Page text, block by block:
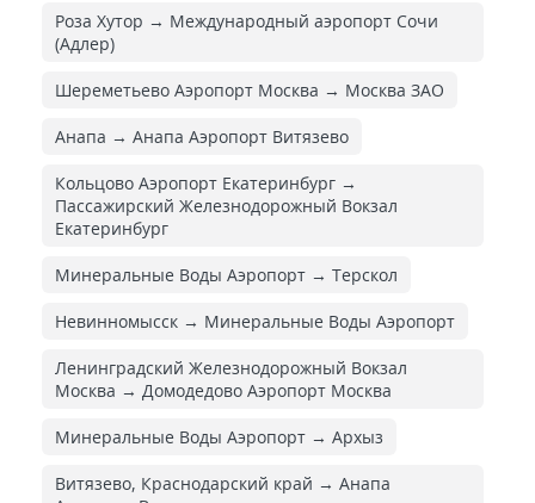
Роза Хутор → Международный аэропорт Сочи
(Адлер)
Шереметьево Аэропорт Москва → Москва ЗАО
Анапа → Анапа Аэропорт Витязево
Кольцово Аэропорт Екатеринбург →
Пассажирский Железнодорожный Вокзал
Екатеринбург
Минеральные Воды Аэропорт → Терскол
Невинномысск → Минеральные Воды Аэропорт
Ленинградский Железнодорожный Вокзал
Москва → Домодедово Аэропорт Москва
Минеральные Воды Аэропорт → Архыз
Витязево, Краснодарский край → Анапа